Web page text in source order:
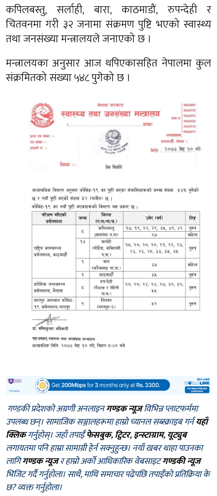
कपिलबस्तु, सर्लाही, बारा, काठमाडौं, रुपन्देही र
चितवनमा गरी ३२ जनामा संक्रमण पुष्टि भएको स्वास्थ्य
तथा जनसंख्या मन्त्रालयले जनाएको छ ।
मन्त्रालयका अनुसार आज थपिएकासहित नेपालमा कुल
संक्रमितको संख्या ५४८ पुगेको छ ।
गण्डकी प्रदेशको अग्रणी अनलाइनगण्डक न्यूजविभिन्न प्लाटफर्ममा
उपलब्ध छन्। सामाजिक सञ्जालहरूमा हाम्रो च्यानल सब्स्क्राइब गर्नयहाँ
क्लिकगर्नुहोस्। जहाँ तपाईँफेसबुक,ट्विटर,इन्स्टाग्राम, यूट्युब
लगायतमा पनि हाम्रा सामाग्री हेर्न सक्नुहुन्छ। नयाँ खबर थाहा पाउनका
लागिगण्डक न्यूजर हाम्रो अर्को आधिकारिक वेबसाइटगण्डकी न्यूज
भिजिट गर्दै गर्नुहोला। साथै, माथि समाचार पढेपछि तपाईँको प्रतिक्रिया के
छ? व्यक्त गर्नुहोला।